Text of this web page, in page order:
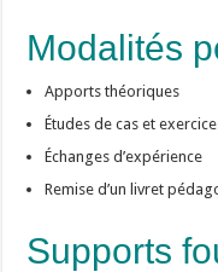
Modalités
Apports théoriques
Études de cas et
Échanges d’expérience
Remise d’un livret
Supports